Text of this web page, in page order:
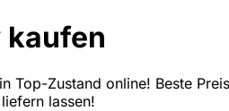
Top-Zustand online! Beste
lassen!